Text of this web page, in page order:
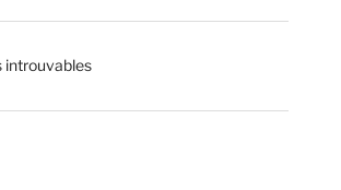
introuvables